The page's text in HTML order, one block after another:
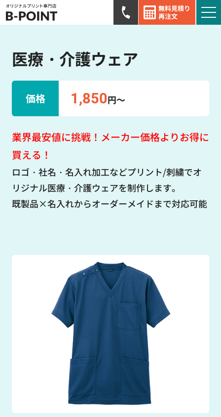
無料見積り
再注文
医療・介護ウェア
価格 1,850円～
業界最安値に挑戦！メーカー価格よりお得に
買える！
ロゴ・社名・名入れ加工などプリント/刺繍でオ
リジナル医療・介護ウェアを制作します。
既製品×名入れからオーダーメイドまで対応可能